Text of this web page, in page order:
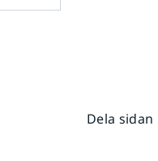
havs
för
Dela sidan